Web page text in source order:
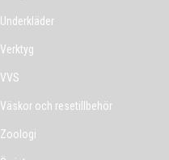
Underkläder
Verktyg
VVS
Väskor och resetillbehör
Zoologi